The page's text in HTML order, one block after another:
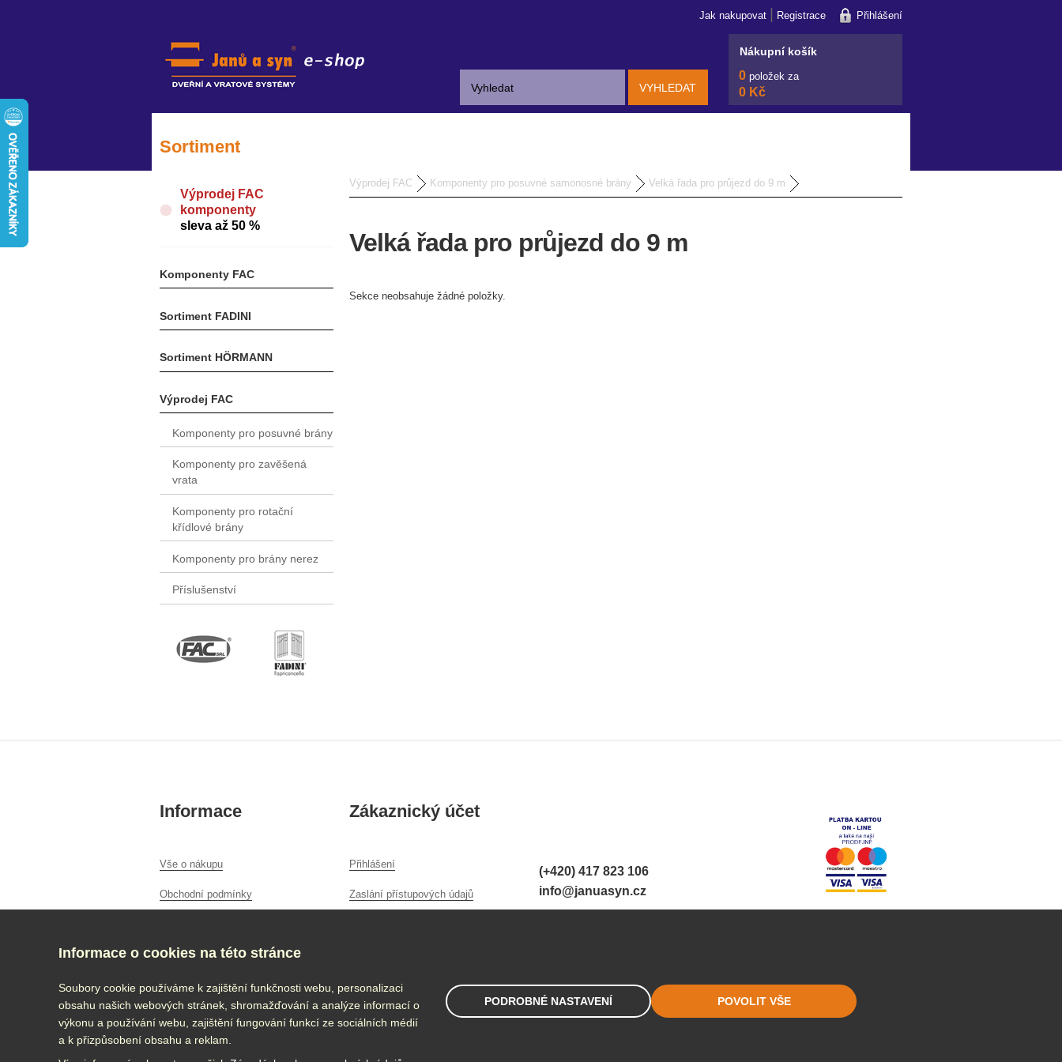
Jak nakupovat | Registrace Přihlášení
VYHLEDAT
Nákupní košík
0položek za
0 Kč
Sortiment
Výprodej FAC
komponenty
sleva až 50 %
Komponenty FAC
Sortiment FADINI
Sortiment HÖRMANN
Výprodej FAC
Komponenty pro posuvné brány
Komponenty pro zavěšená
vrata
Komponenty pro rotační
křídlové brány
Komponenty pro brány nerez
Příslušenství
Výprodej FAC Komponenty pro posuvné samonosné brány Velká řada pro průjezd do 9 m
Velká řada pro průjezd do 9 m
Sekce neobsahuje žádné položky.
Informace
Vše o nákupu
Obchodní podmínky
O nás
Kontakt
Zákaznický účet
Přihlášení
Zaslání přístupových údajů
(+420) 417 823 106
info@januasyn.cz
2026 © Janů a syn s.r.o.
Informace o cookies na této stránce
Soubory cookie používáme k zajištění funkčnosti webu, personalizaci
obsahu našich webových stránek, shromažďování a analýze informací o
výkonu a používání webu, zajištění fungování funkcí ze sociálních médií
a k přizpůsobení obsahu a reklam.
PODROBNÉ NASTAVENÍ POVOLIT VŠE